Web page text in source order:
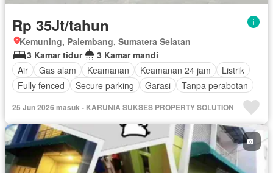
Rp 35Jt/tahun
Kemuning, Palembang, Sumatera Selatan
3 Kamar tidur
3 Kamar mandi
Air
Gas alam Keamanan Keamanan 24 jam
Listrik
Fully fenced
Secure parking Garasi Tanpa perabotan
25 Jun 2026 masuk - KARUNIA SUKSES PROPERTY SOLUTION